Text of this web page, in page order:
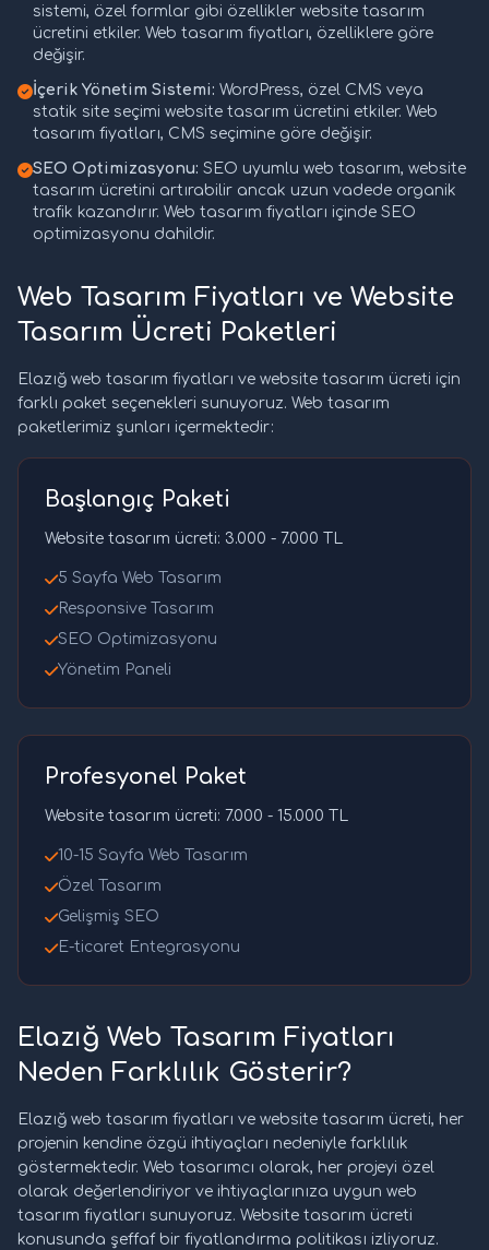
sistemi, özel formlar gibi özellikler website tasarım
ücretini etkiler. Web tasarım fiyatları, özelliklere göre
değişir.
İçerik Yönetim Sistemi: WordPress, özel CMS veya
statik site seçimi website tasarım ücretini etkiler. Web
tasarım fiyatları, CMS seçimine göre değişir.
SEO Optimizasyonu: SEO uyumlu web tasarım, website
tasarım ücretini artırabilir ancak uzun vadede organik
trafik kazandırır. Web tasarım fiyatları içinde SEO
optimizasyonu dahildir.
Web Tasarım Fiyatları ve Website
Tasarım Ücreti Paketleri
Elazığ web tasarım fiyatları ve website tasarım ücreti için
farklı paket seçenekleri sunuyoruz. Web tasarım
paketlerimiz şunları içermektedir:
Başlangıç Paketi
Website tasarım ücreti: 3.000 - 7.000 TL
5 Sayfa Web Tasarım
Responsive Tasarım
SEO Optimizasyonu
Yönetim Paneli
Profesyonel Paket
Website tasarım ücreti: 7.000 - 15.000 TL
10-15 Sayfa Web Tasarım
Özel Tasarım
Gelişmiş SEO
E-ticaret Entegrasyonu
Elazığ Web Tasarım Fiyatları
Neden Farklılık Gösterir?
Elazığ web tasarım fiyatları ve website tasarım ücreti, her
projenin kendine özgü ihtiyaçları nedeniyle farklılık
göstermektedir. Web tasarımcı olarak, her projeyi özel
olarak değerlendiriyor ve ihtiyaçlarınıza uygun web
tasarım fiyatları sunuyoruz. Website tasarım ücreti
konusunda şeffaf bir fiyatlandırma politikası izliyoruz.